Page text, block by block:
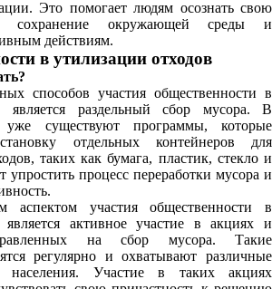
Это помогает людям осознать свою
сохранение окружающей среды и
действиям.
в утилизации отходов
способов участия общественности в
является раздельный сбор мусора. В
уже существуют программы, которые
отдельных контейнеров для
таких как бумага, пластик, стекло и
упростить процесс переработки мусора и
участия общественности в
является активное участие в акциях и
на сбор мусора. Такие
регулярно и охватывают различные
населения. Участие в таких акциях